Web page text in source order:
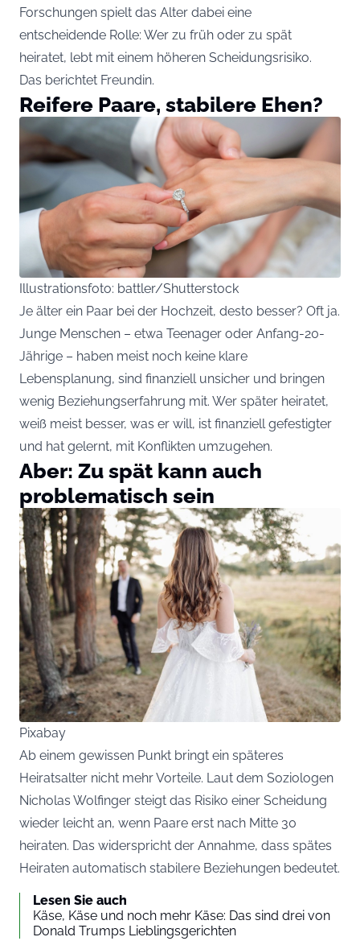
Forschungen spielt das Alter dabei eine
entscheidende Rolle: Wer zu früh oder zu spät
heiratet, lebt mit einem höheren Scheidungsrisiko.
Das berichtet Freundin.
Reifere Paare, stabilere Ehen?
Illustrationsfoto: battler/Shutterstock
Je älter ein Paar bei der Hochzeit, desto besser? Oft ja.
Junge Menschen – etwa Teenager oder Anfang-20-
Jährige – haben meist noch keine klare
Lebensplanung, sind finanziell unsicher und bringen
wenig Beziehungserfahrung mit. Wer später heiratet,
weiß meist besser, was er will, ist finanziell gefestigter
und hat gelernt, mit Konflikten umzugehen.
Aber: Zu spät kann auch
problematisch sein
Pixabay
Ab einem gewissen Punkt bringt ein späteres
Heiratsalter nicht mehr Vorteile. Laut dem Soziologen
Nicholas Wolfinger steigt das Risiko einer Scheidung
wieder leicht an, wenn Paare erst nach Mitte 30
heiraten. Das widerspricht der Annahme, dass spätes
Heiraten automatisch stabilere Beziehungen bedeutet.
Lesen Sie auch
Käse, Käse und noch mehr Käse: Das sind drei von
Donald Trumps Lieblingsgerichten